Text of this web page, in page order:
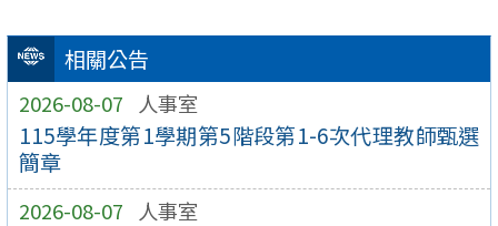
相關公告
2026-08-07 人事室
115學年度第1學期第5階段第1-6次代理教師甄選
簡章
2026-08-07 人事室